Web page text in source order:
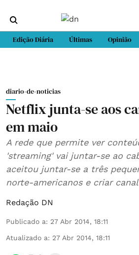
Edição Diária Últimas Opinião
diario-de-noticias
Netflix junta-se aos
em maio
A rede que permite ver
'streaming' vai juntar-se ao
aceitou juntar-se a três
norte-americanos e criar canal
Redação DN
Publicado a: 27 Abr 2014, 18:11
Atualizado a: 27 Abr 2014, 18:11